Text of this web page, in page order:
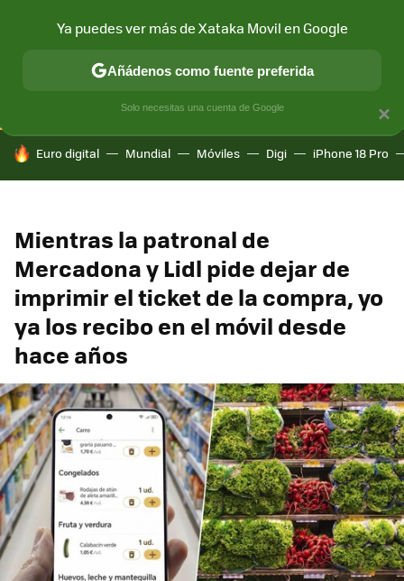
CONECTIVIDAD MÓVIL Y SOCIEDAD APLICACIONES
HOY SE HABLA DE
Euro digital Mundial Móviles Digi iPhone 18 Pro
Mientras la patronal de
Mercadona y Lidl pide dejar de
imprimir el ticket de la compra, yo
ya los recibo en el móvil desde
hace años
×
Ya puedes ver más de Xataka Movil en Google
Añádenos como fuente preferida
Solo necesitas una cuenta de Google